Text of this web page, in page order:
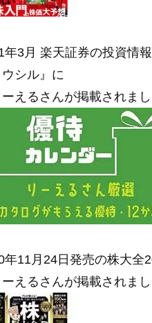
年3月 楽天証券の投資情
ウシル』に
えるさんが掲載されまし
年11月24日発売の株大全
えるさんが掲載されまし